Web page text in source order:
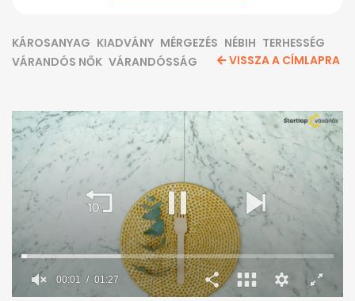
KÁROSANYAG KIADVÁNY MÉRGEZÉS NÉBIH TERHESSÉG
VÁRANDÓS NŐK VÁRANDÓSSÁG VISSZA A CÍMLAPRA
00:02 01:27